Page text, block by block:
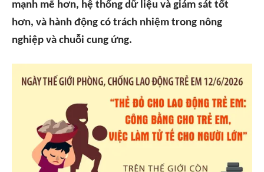
mạnh mẽ hơn, hệ thống dữ liệu và giám sát tốt
hơn, và hành động có trách nhiệm trong nông
nghiệp và chuỗi cung ứng.